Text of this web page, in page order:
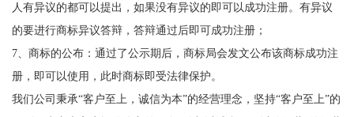
人有异议的都可以提出，如果没有异议的即可以成功注册。有异议
的要进行商标异议答辩，答辩通过后即可成功注册；
7、商标的公布：通过了公示期后，商标局会发文公布该商标成功注
册，即可以使用，此时商标即受法律保护。
我们公司秉承“客户至上，诚信为本”的经营理念，坚持“客户至上”的